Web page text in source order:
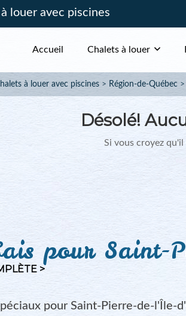
louer avec piscines
Accueil Chalets à louer
à louer avec piscines Région-de-Québec
Désolé!
Si vous croyez
pour Saint-
>
pour Saint-Pierre-de-l'Île-